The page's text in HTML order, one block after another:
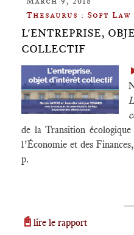
Thesaurus : Soft Law
L'ENTREPRISE,
COLLECTIF
de la Transition
l’Économie et des
p.
📓 lire le rapport